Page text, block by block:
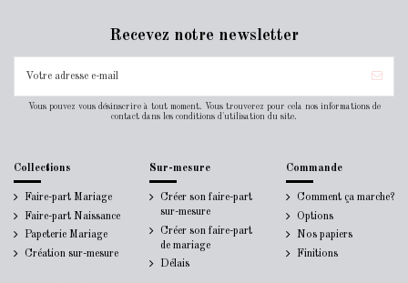
Recevez notre newsletter
Vous pouvez vous désinscrire à tout moment. Vous trouverez pour cela nos informations de
contact dans les conditions d'utilisation du site.
Collections
Faire-part Mariage
Faire-part Naissance
Papeterie Mariage
Création sur-mesure
Sur-mesure
Créer son faire-part
sur-mesure
Créer son faire-part
de mariage
Délais
Commande
Comment ça marche?
Options
Nos papiers
Finitions